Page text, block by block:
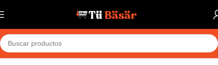
Home Sublimados Botellas